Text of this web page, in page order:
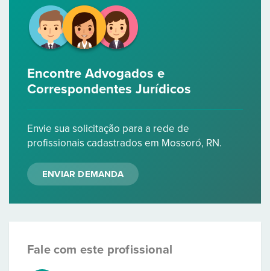
Encontre Advogados e
Correspondentes Jurídicos
Envie sua solicitação para a rede de
profissionais cadastrados em Mossoró, RN.
ENVIAR DEMANDA
Fale com este profissional